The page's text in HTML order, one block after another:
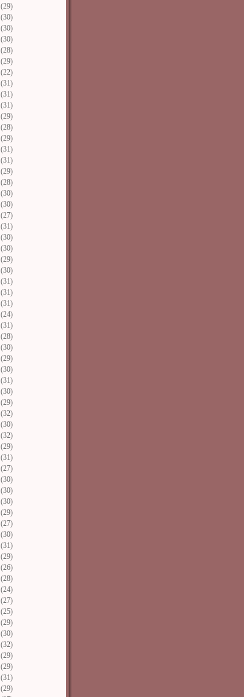
(29)
(30)
(30)
(30)
(28)
(29)
(22)
(31)
(31)
(31)
(29)
(28)
(29)
(31)
(31)
(29)
(28)
(30)
(30)
(27)
(31)
(30)
(30)
(29)
(30)
(31)
(31)
(31)
(24)
(31)
(28)
(30)
(29)
(30)
(31)
(30)
(29)
(32)
(30)
(32)
(29)
(31)
(27)
(30)
(30)
(30)
(29)
(27)
(30)
(31)
(29)
(26)
(28)
(24)
(27)
(25)
(29)
(30)
(32)
(29)
(29)
(31)
(29)